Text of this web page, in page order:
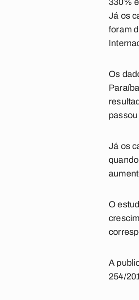
330%
Já os
foram
Os
Já os
O
A
254/